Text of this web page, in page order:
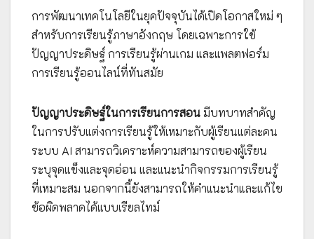
การพัฒนาเทคโนโลยีในยุคปัจจุบันได้เปิดโอกาสใหม่ ๆ
สำหรับการเรียนรู้ภาษาอังกฤษ โดยเฉพาะการใช้
ปัญญาประดิษฐ์ การเรียนรู้ผ่านเกม และแพลตฟอร์ม
การเรียนรู้ออนไลน์ที่ทันสมัย
ปัญญาประดิษฐ์ในการเรียนการสอนมีบทบาทสำคัญ
ในการปรับแต่งการเรียนรู้ให้เหมาะกับผู้เรียนแต่ละคน
ระบบ AI สามารถวิเคราะห์ความสามารถของผู้เรียน
ระบุจุดแข็งและจุดอ่อน และแนะนำกิจกรรมการเรียนรู้
ที่เหมาะสม นอกจากนี้ยังสามารถให้คำแนะนำและแก้ไข
ข้อผิดพลาดได้แบบเรียลไทม์